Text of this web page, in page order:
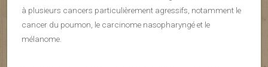
à plusieurs cancers particulièrement agressifs, notamment le
cancer du poumon, le carcinome nasopharyngé et le
mélanome.